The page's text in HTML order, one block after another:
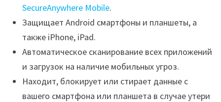
SecureAnywhere Mobile.
Защищает Android смартфоны и планшеты, а
также iPhone, iPad.
Автоматическое сканирование всех приложений
и загрузок на наличие мобильных угроз.
Находит, блокирует или стирает данные с
вашего смартфона или планшета в случае утери